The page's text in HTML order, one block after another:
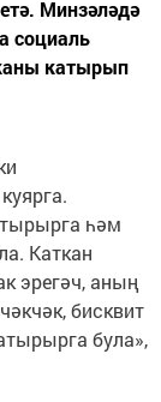
Минзәләдә
социаль
катырып
һәм
Каткан
эрегәч, аның
бисквит
була»,